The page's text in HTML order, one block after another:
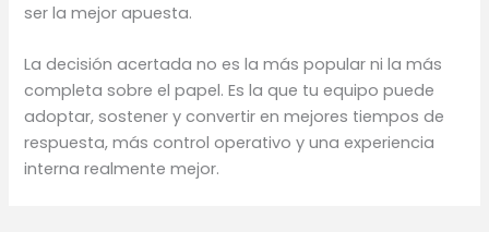
ser la mejor apuesta.
La decisión acertada no es la más popular ni la más
completa sobre el papel. Es la que tu equipo puede
adoptar, sostener y convertir en mejores tiempos de
respuesta, más control operativo y una experiencia
interna realmente mejor.